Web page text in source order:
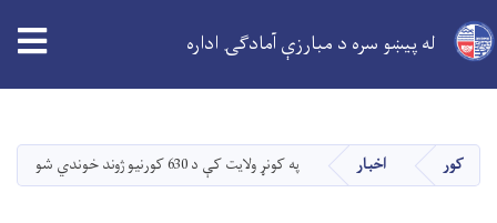
دانګل
له پیښو سره د مبارزې آمادګۍ اداره
کور اخبار په کونړ ولایت کې د 630 کورنیو ژوند خوندي شو